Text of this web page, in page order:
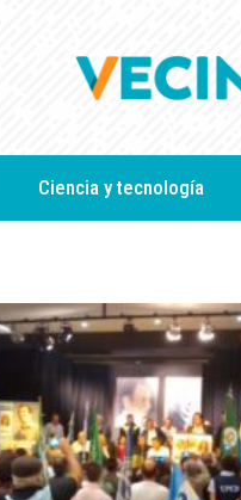
Ciencia y tecnología